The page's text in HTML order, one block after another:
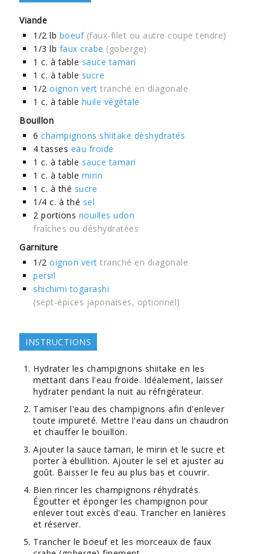
Viande
1/2 lb boeuf (faux-filet ou autre coupe tendre)
1/3 lb faux crabe (goberge)
1 c. à table sauce tamari
1 c. à table sucre
1/2 oignon vert tranché en diagonale
1 c. à table huile végétale
Bouillon
6 champignons shiitake déshydratés
4 tasses eau froide
1 c. à table sauce tamari
1 c. à table mirin
1 c. à thé sucre
1/4 c. à thé sel
2 portions nouilles udon
fraîches ou déshydratées
Garniture
1/2 oignon vert tranché en diagonale
persil
shichimi togarashi
(sept-épices japonaises, optionnel)
INSTRUCTIONS
Hydrater les champignons shiitake en les
mettant dans l'eau froide. Idéalement, laisser
hydrater pendant la nuit au réfrigérateur.
Tamiser l'eau des champignons afin d'enlever
toute impureté. Mettre l'eau dans un chaudron
et chauffer le bouillon.
Ajouter la sauce tamari, le mirin et le sucre et
porter à ébullition. Ajouter le sel et ajuster au
goût. Baisser le feu au plus bas et couvrir.
Bien rincer les champignons réhydratés.
Égoutter et éponger les champignon pour
enlever tout excès d'eau. Trancher en lanières
et réserver.
Trancher le boeuf et les morceaux de faux